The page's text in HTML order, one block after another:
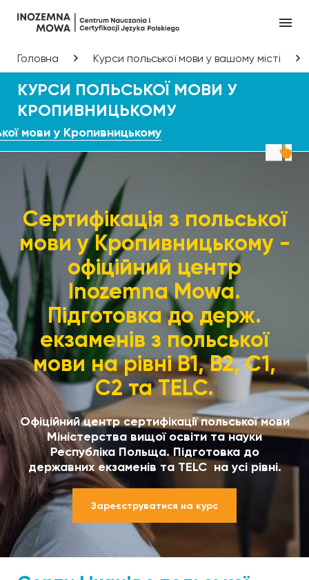
Головна Курси польської мови у вашому місті
КУРСИ ПОЛЬСЬКОЇ МОВИ У
КРОПИВНИЦЬКОМУ
мови у Кропивницькому
Сертифікація з польської
мови у Кропивницькому -
офіційний центр
Inozemna Mowa.
Підготовка до держ.
екзаменів з польської
мови на рівні В1, В2, С1,
С2 та TELC.
Офіційний центр сертифікації польської мови
Міністерства вищої освіти та науки
Республіка Польща. Підготовка до
державних екзаменів та TELC на усі рівні.
Зареєструватися на курс